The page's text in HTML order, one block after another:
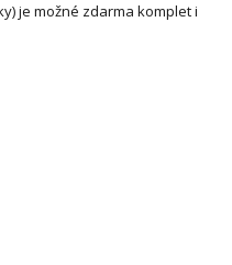
je možné zdarma komplet i